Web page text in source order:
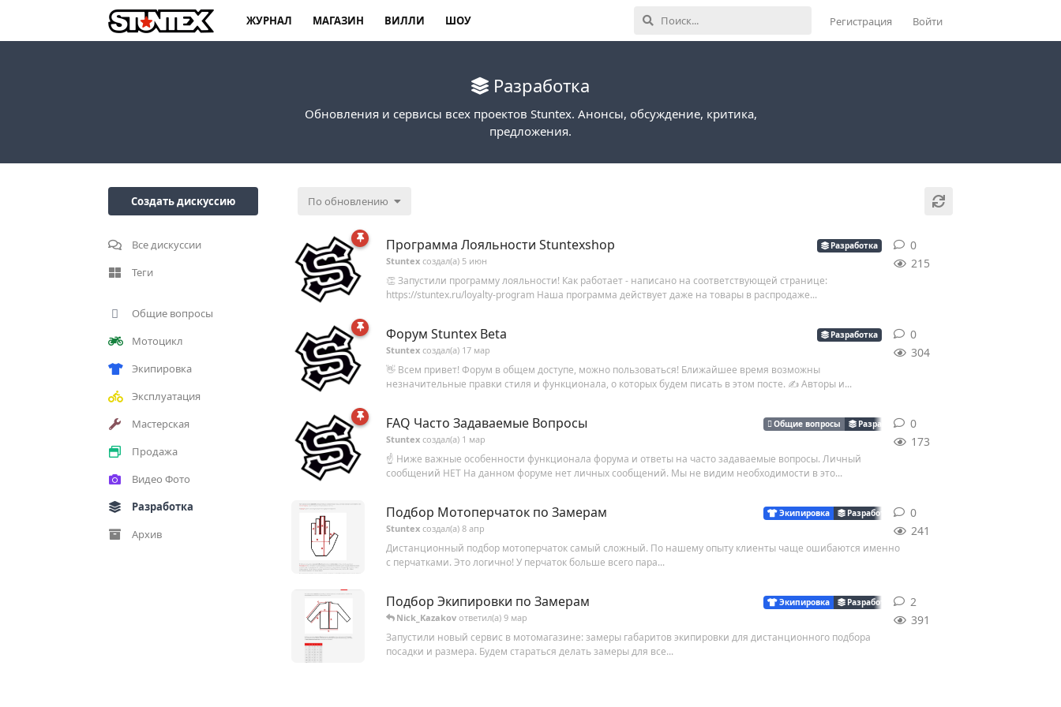
ЖУРНАЛ МАГАЗИН ВИЛЛИ ШОУ Регистрация Войти
Разработка
Обновления и сервисы всех проектов Stuntex. Анонсы, обсуждение, критика,
предложения.
Создать дискуссию
Все дискуссии
Теги
Общие вопросы
Мотоцикл
Экипировка
Эксплуатация
Мастерская
Продажа
Видео Фото
Разработка
Архив
По обновлению
Программа Лояльности Stuntexshop Разработка
Stuntex создал(а) 5 июн 215
👏 Запустили программу лояльности! Как работает - написано на соответствующей странице:
https://stuntex.ru/loyalty-program Наша программа действует даже на товары в распродаже...
0
Форум Stuntex Beta Разработка
Stuntex создал(а) 17 мар 304
👋 Всем привет! Форум в общем доступе, можно пользоваться! Ближайшее время возможны
незначительные правки стиля и функционала, о которых будем писать в этом посте. ✍️ Авторы и...
0
FAQ Часто Задаваемые Вопросы Общие вопросы Разработка
Stuntex создал(а) 1 мар 173
☝️ Ниже важные особенности функционала форума и ответы на часто задаваемые вопросы. Личный
сообщений НЕТ На данном форуме нет личных сообщений. Мы не видим необходимости в это...
0
Подбор Мотоперчаток по Замерам Экипировка Разработка
Stuntex создал(а) 8 апр 241
Дистанционный подбор мотоперчаток самый сложный. По нашему опыту клиенты чаще ошибаются именно
с перчатками. Это логично! У перчаток больше всего пара...
0
Подбор Экипировки по Замерам Экипировка Разработка
Nick_Kazakov ответил(а) 9 мар 391
Запустили новый сервис в мотомагазине: замеры габаритов экипировки для дистанционного подбора
посадки и размера. Будем стараться делать замеры для все...
2